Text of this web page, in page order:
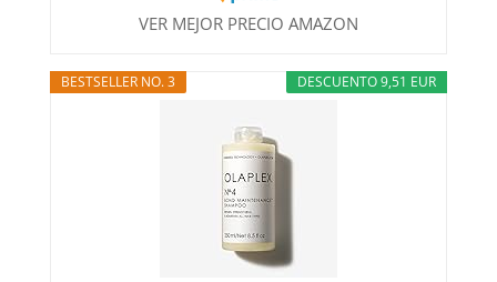
VER MEJOR PRECIO AMAZON
DESCUENTO 9,51 EUR
BESTSELLER NO. 3